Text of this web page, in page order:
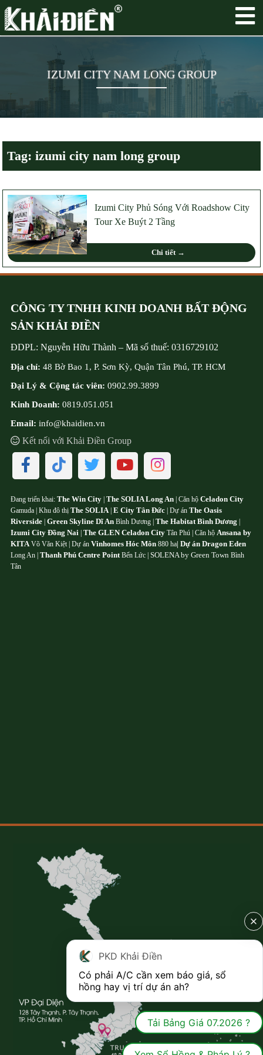
IZUMI CITY NAM LONG GROUP
Tag: izumi city nam long group
Izumi City Phủ Sóng Với Roadshow City
Tour Xe Buýt 2 Tầng
Chi tiết →
CÔNG TY TNHH KINH DOANH BẤT ĐỘNG
SẢN KHẢI ĐIỀN
ĐDPL: Nguyễn Hữu Thành – Mã số thuế: 0316729102
Địa chỉ: 48 Bờ Bao 1, P. Sơn Kỳ, Quận Tân Phú, TP. HCM
Đại Lý & Cộng tác viên: 0902.99.3899
Kinh Doanh: 0819.051.051
Email: info@khaidien.vn
Kết nối với Khải Điền Group
Đang triển khai: The Win City The SOLIA Long An | Căn hộ Celadon City
Gamuda | Khu đô thị The SOLIA| E City Tân Đức | Dự án The Oasis
Riverside Green Skyline Dĩ An Bình Dương | The Habitat Bình Dương
Izumi City Đồng Nai The GLEN Celadon City Tân Phú | Căn hộ Ansana by
KITAVõ Văn Kiệt | Dự án Vinhomes Hóc Môn 880 ha Dự án Dragon Eden
Long An | Thanh Phú Centre PointBến Lức | SOLENA by Green Town Bình
Tân
PKD Khải Điền
Có phải A/C cần xem báo giá, sổ
hồng hay vị trí dự án ah?
Tải Bảng Giá 07.2026 ?